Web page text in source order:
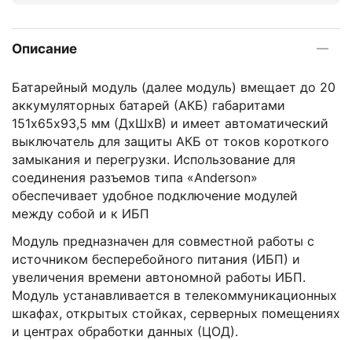
Описание
Батарейный модуль (далее модуль) вмещает до 20
аккумуляторных батарей (АКБ) габаритами
151х65х93,5 мм (ДхШхВ) и имеет автоматический
выключатель для защиты АКБ от токов короткого
замыкания и перегрузки. Использование для
соединения разъемов типа «Anderson»
обеспечивает удобное подключение модулей
между собой и к ИБП
Модуль предназначен для совместной работы с
источником бесперебойного питания (ИБП) и
увеличения времени автономной работы ИБП.
Модуль устанавливается в телекоммуникационных
шкафах, открытых стойках, серверных помещениях
и центрах обработки данных (ЦОД).